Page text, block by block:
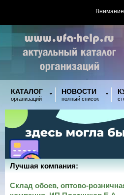
КАТАЛОГ
организаций
НОВОСТИ
полный список
Лучшая компания:
Склад обоев, оптово-